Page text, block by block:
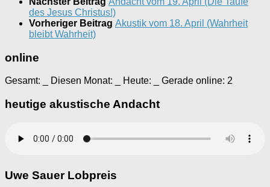
des Jesus Christus!)
Vorheriger Beitrag Akustik vom 18. April (Wahrheit
bleibt Wahrheit)
online
Gesamt: Diesen Monat: Heute: Gerade online: 2
heutige akustische Andacht
Uwe Sauer Lobpreis